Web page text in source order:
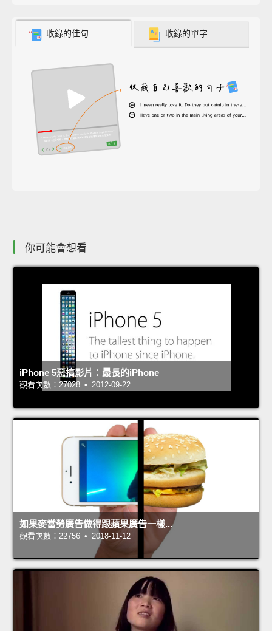
收錄的佳句 收錄的單字
你可能會想看
iPhone 5惡搞影片：最長的iPhone
觀看次數：27028 • 2012-09-22
如果麥當勞廣告做得跟蘋果廣告一樣...
觀看次數：22756 • 2018-11-12